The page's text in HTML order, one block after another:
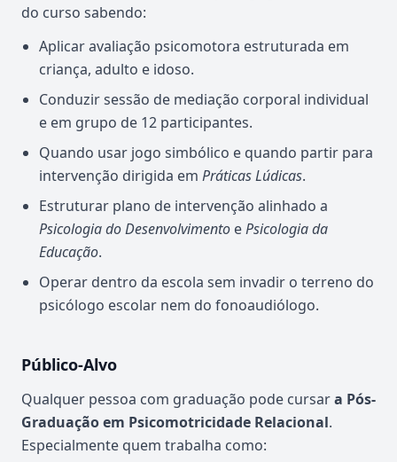
do curso sabendo:
Aplicar avaliação psicomotora estruturada em
criança, adulto e idoso.
Conduzir sessão de mediação corporal individual
e em grupo de 12 participantes.
Quando usar jogo simbólico e quando partir para
intervenção dirigida em Práticas Lúdicas.
Estruturar plano de intervenção alinhado a
Psicologia do Desenvolvimento ePsicologia da
Educação.
Operar dentro da escola sem invadir o terreno do
psicólogo escolar nem do fonoaudiólogo.
Público-Alvo
Qualquer pessoa com graduação pode cursara Pós-
Graduação em Psicomotricidade Relacional.
Especialmente quem trabalha como: